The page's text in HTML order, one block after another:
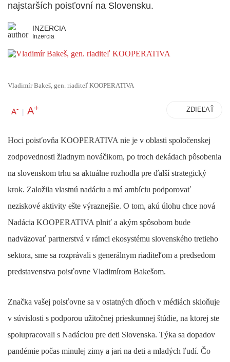
najstarších poisťovní na Slovensku.
INZERCIA
Inzercia
Vladimír Bakeš, gen. riaditeľ KOOPERATIVA
A- | A+ ZDIEĽAŤ
Hoci poisťovňa KOOPERATIVA nie je v oblasti spoločenskej
zodpovednosti žiadnym nováčikom, po troch dekádach pôsobenia
na slovenskom trhu sa aktuálne rozhodla pre ďalší strategický
krok. Založila vlastnú nadáciu a má ambíciu podporovať
neziskové aktivity ešte výraznejšie. O tom, akú úlohu chce nová
Nadácia KOOPERATIVA plniť a akým spôsobom bude
nadväzovať partnerstvá v rámci ekosystému slovenského tretieho
sektora, sme sa rozprávali s generálnym riaditeľom a predsedom
predstavenstva poisťovne Vladimírom Bakešom.
Značka vašej poisťovne sa v ostatných dňoch v médiách skloňuje
v súvislosti s podporou užitočnej prieskumnej štúdie, na ktorej ste
spolupracovali s Nadáciou pre deti Slovenska. Týka sa dopadov
pandémie počas minulej zimy a jari na deti a mladých ľudí. Čo